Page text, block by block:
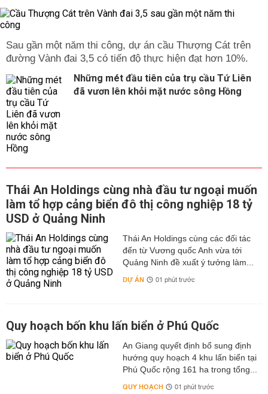
Sau gần một năm thi công, dự án cầu Thượng Cát trên
đường Vành đai 3,5 có tiến độ thực hiện đạt hơn 10%.
Những mét đầu tiên của trụ cầu Tứ Liên
đã vươn lên khỏi mặt nước sông Hồng
Thái An Holdings cùng nhà đầu tư ngoại muốn
làm tổ hợp cảng biển đô thị công nghiệp 18 tỷ
USD ở Quảng Ninh
Thái An Holdings cùng các đối tác
đến từ Vương quốc Anh vừa tới
Quảng Ninh đề xuất ý tưởng làm...
DỰ ÁN 01 phút trước
Quy hoạch bốn khu lấn biển ở Phú Quốc
An Giang quyết định bổ sung định
hướng quy hoạch 4 khu lấn biển tại
Phú Quốc rộng 161 ha trong tổng...
QUY HOẠCH 01 phút trước